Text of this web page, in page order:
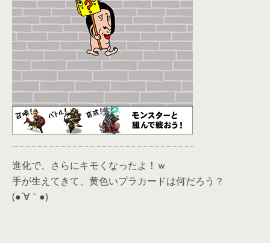
進化で、さらにキモくなったよ！ｗ
手が生えてきて、黄色いプラカードは何だろう？
(●´∀｀●)